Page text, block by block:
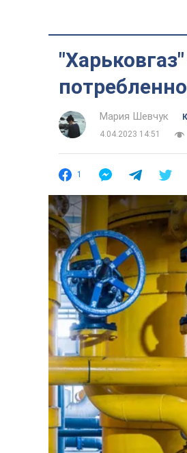
Мария Шевчук
4.04.2023 14:51
1